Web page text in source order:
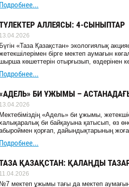
Подробнее...
АЛЛЕЯСЫ: 4-СЫНЫПТАР
13.04.2026
Бүгін «Таза Қазақстан» экологиялық
бірге мектеп аумағын
шырша көшеттерін отырғызып, өздерінен
Подробнее...
БИ ҰЖЫМЫ –
13.04.2026
Мектебіміздің «Адель» би ұжымы,
би байқауына қатысып, өз
қорғап, дайындықтарының
Подробнее...
ҚАЗАҚСТАН: ҚАЛАҢДЫ
11.04.2026
№7 мектеп ұжымы тағы да мектеп